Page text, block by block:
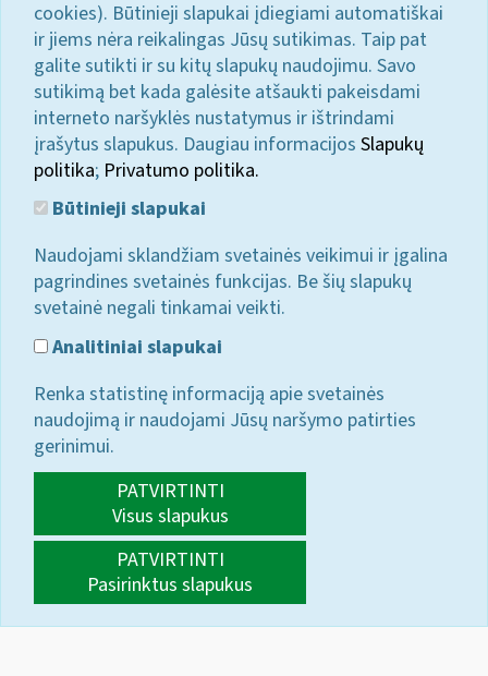
cookies). Būtinieji slapukai įdiegiami automatiškai
ir jiems nėra reikalingas Jūsų sutikimas. Taip pat
galite sutikti ir su kitų slapukų naudojimu. Savo
sutikimą bet kada galėsite atšaukti pakeisdami
interneto naršyklės nustatymus ir ištrindami
įrašytus slapukus. Daugiau informacijos Slapukų
politika; Privatumo politika.
Būtinieji slapukai
Naudojami sklandžiam svetainės veikimui ir įgalina
pagrindines svetainės funkcijas. Be šių slapukų
svetainė negali tinkamai veikti.
Analitiniai slapukai
Renka statistinę informaciją apie svetainės
naudojimą ir naudojami Jūsų naršymo patirties
gerinimui.
PATVIRTINTI
Visus slapukus
PATVIRTINTI
Pasirinktus slapukus